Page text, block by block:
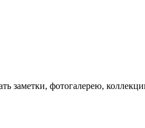
заметки, фотогалерею,